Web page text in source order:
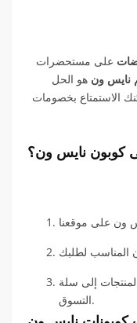
على مستحضرات
نايس ون هو الحل
الاستمتاع بخصومات
كوبون نايس ون؟
إلى سلة
التسوق.